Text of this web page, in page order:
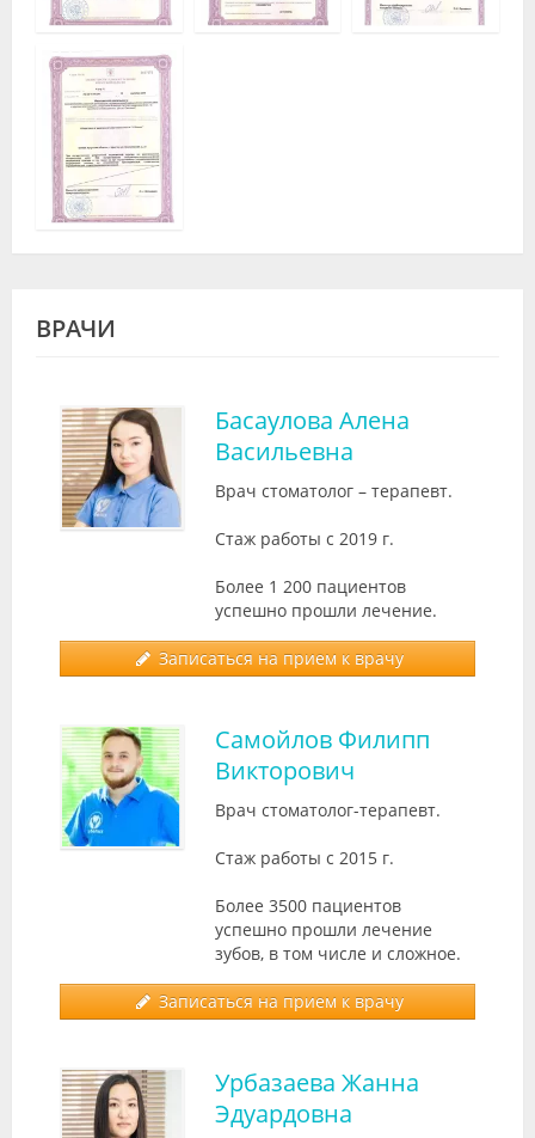
ВРАЧИ
Басаулова Алена
Васильевна
Врач стоматолог – терапевт.
Стаж работы с 2019 г.
Более 1 200 пациентов
успешно прошли лечение.
Записаться на прием к врачу
Самойлов Филипп
Викторович
Врач стоматолог-терапевт.
Стаж работы с 2015 г.
Более 3500 пациентов
успешно прошли лечение
зубов, в том числе и сложное.
Записаться на прием к врачу
Урбазаева Жанна
Эдуардовна